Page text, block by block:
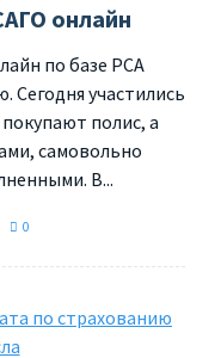
онлайн
по базе РСА
Сегодня участились
полис, а
самовольно
В...
0